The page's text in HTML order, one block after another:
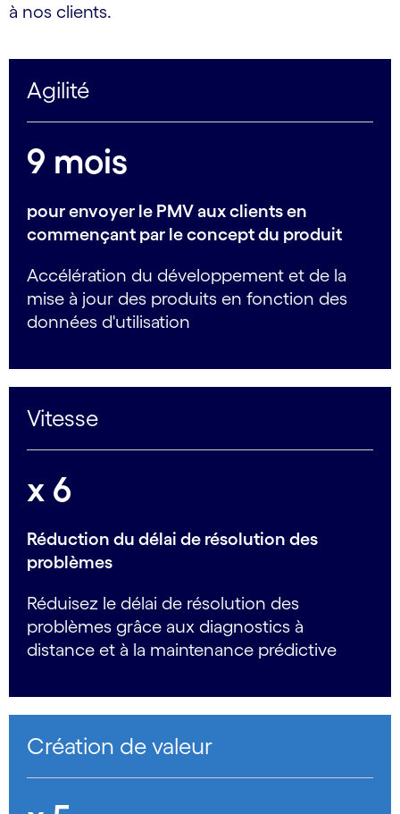
à nos clients.
Agilité
9 mois
pour envoyer le PMV aux clients en
commençant par le concept du produit
Accélération du développement et de la
mise à jour des produits en fonction des
données d'utilisation
Vitesse
x 6
Réduction du délai de résolution des
problèmes
Réduisez le délai de résolution des
problèmes grâce aux diagnostics à
distance et à la maintenance prédictive
Création de valeur